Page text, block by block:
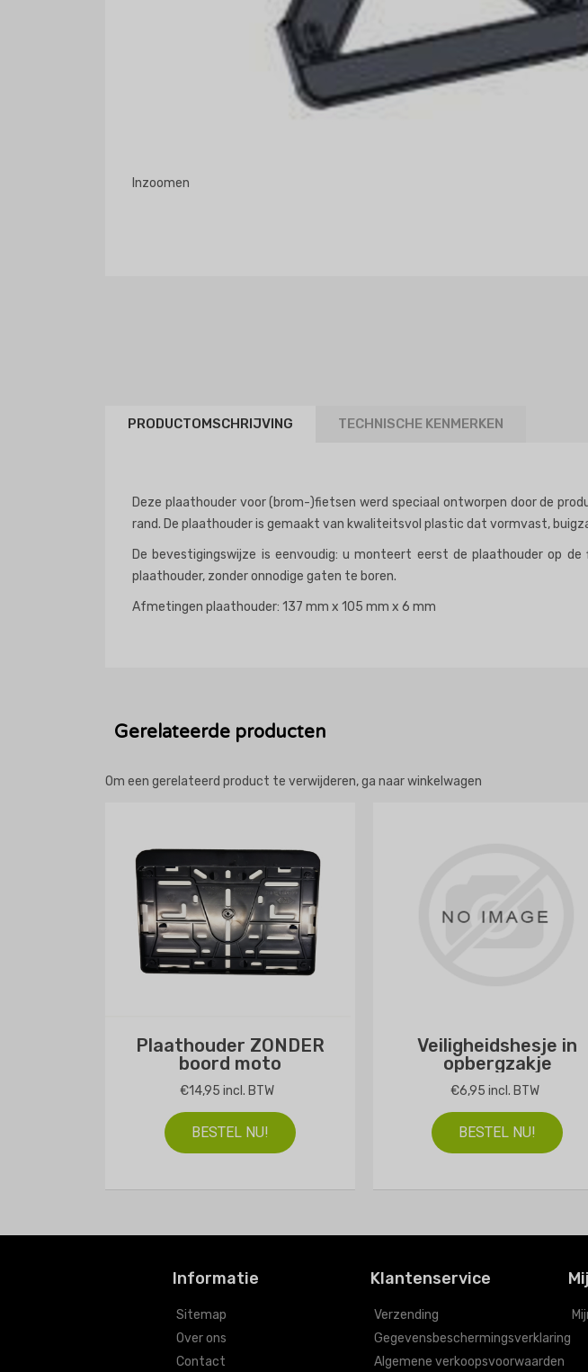
Inzoomen
PRODUCTOMSCHRIJVING TECHNISCHE KENMERKEN
Deze plaathouder voor (brom-)fietsen werd speciaal ontworpen door de
rand. De plaathouder is gemaakt van kwaliteitsvol plastic dat vormvast,
De bevestigingswijze is eenvoudig: u monteert eerst de plaathouder op
plaathouder, zonder onnodige gaten te boren.
Afmetingen plaathouder: 137 mm x 105 mm x 6 mm
Gerelateerde producten
Om een gerelateerd product te verwijderen, ga naar winkelwagen
Plaathouder ZONDER
boord moto
€14,95 incl. BTW
BESTEL NU!
Veiligheidshesje in
opbergzakje
€6,95 incl. BTW
BESTEL NU!
Informatie
Sitemap
Over ons
Contact
Klantenservice
Verzending
Gegevensbeschermingsverklaring
Algemene verkoopsvoorwaarden